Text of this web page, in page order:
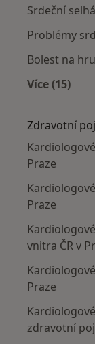
Srdeční
Problémy
Bolest na
Více (15)
Zdravotní
Praze
Praze
vnitra ČR v
Praze
zdravotní